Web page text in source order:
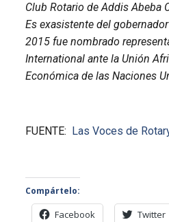
Club Rotario de Addis Abeba
Es exasistente del
2015 fue nombrado
International ante la Unión
Económica de las Naciones
FUENTE: Las Voces de
Compártelo:
Facebook Twitter